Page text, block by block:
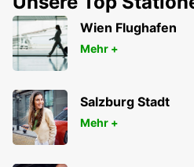
OXFORD STADT
OXFORD - UNITED KINGDOM
Wien Flughafen
Mehr +
Salzburg Stadt
Mehr +